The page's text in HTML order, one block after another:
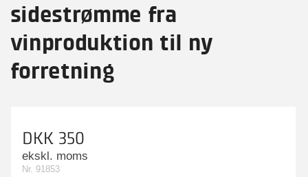
sidestrømme fra
vinproduktion til ny
forretning
DKK 350
ekskl. moms
Nr. 91853